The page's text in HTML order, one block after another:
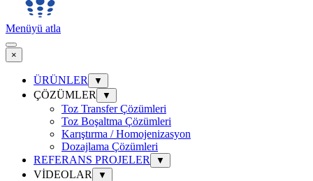
Menüyü atla
×
ÜRÜNLER ▼
ÇÖZÜMLER ▼
Toz Transfer Çözümleri
Toz Boşaltma Çözümleri
Karıştırma / Homojenizasyon
Dozajlama Çözümleri
REFERANS PROJELER
▼
VİDEOLAR ▼